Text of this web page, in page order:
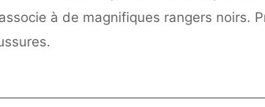
à de magnifiques rangers noirs.